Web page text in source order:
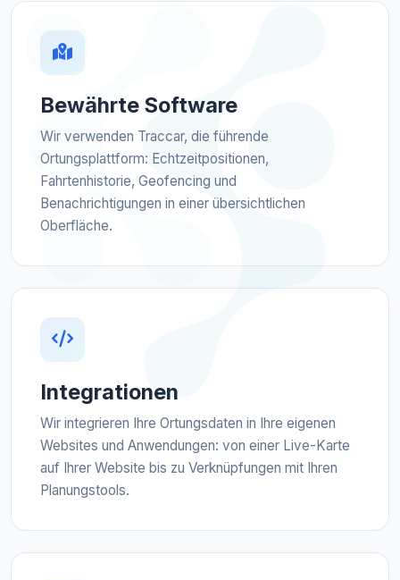
Bewährte Software
Wir verwenden Traccar, die führende
Ortungsplattform: Echtzeitpositionen,
Fahrtenhistorie, Geofencing und
Benachrichtigungen in einer übersichtlichen
Oberfläche.
Integrationen
Wir integrieren Ihre Ortungsdaten in Ihre eigenen
Websites und Anwendungen: von einer Live-Karte
auf Ihrer Website bis zu Verknüpfungen mit Ihren
Planungstools.